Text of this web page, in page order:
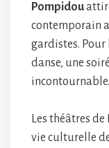
Pompidou
contemporain
gardistes. Pour
danse, une
incontournable.
Les théâtres
vie culturelle